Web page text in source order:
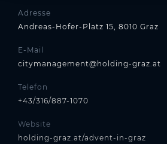
Adresse
Andreas-Hofer-Platz 15, 8010 Graz
E-Mail
citymanagement@holding-graz.at
Telefon
+43/316/887-1070
Website
holding-graz.at/advent-in-graz